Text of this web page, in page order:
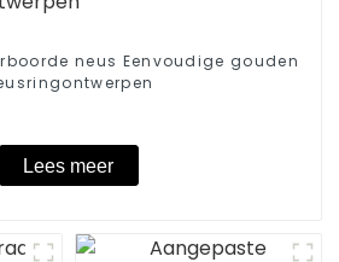
neus Eenvoudige gouden
Lees meer